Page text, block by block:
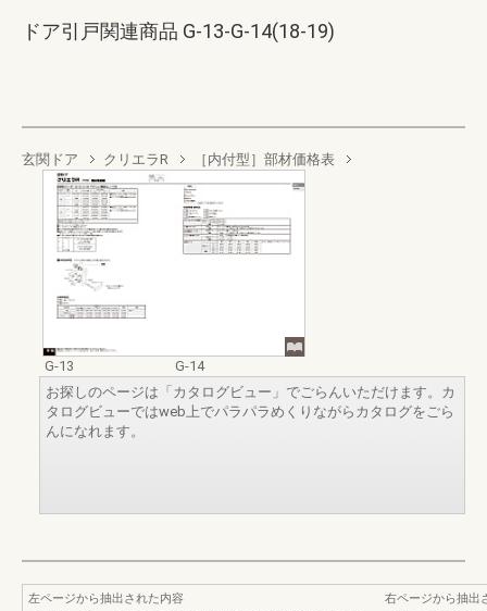
ドア引戸関連商品 G-13-G-14(18-19)
玄関ドア クリエラR ［内付型］部材価格表
G-13
G-14
お探しのページは「カタログビュー」でごらんいただけます。カ
タログビューではweb上でパラパラめくりながらカタログをごら
んになれます。
左ページから抽出された内容
右ページから抽出